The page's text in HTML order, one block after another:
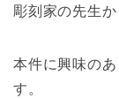
彫刻家の先生か
本件に興味の
す。